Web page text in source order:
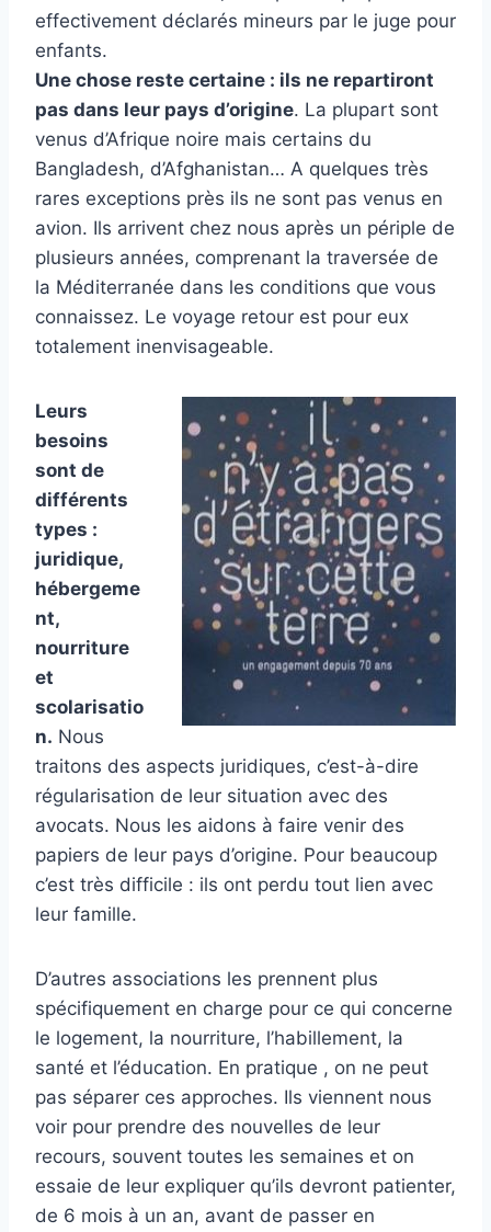
effectivement déclarés mineurs par le juge pour
enfants.
Une chose reste certaine : ils ne repartiront
pas dans leur pays d’origine. La plupart sont
venus d’Afrique noire mais certains du
Bangladesh, d’Afghanistan… A quelques très
rares exceptions près ils ne sont pas venus en
avion. Ils arrivent chez nous après un périple de
plusieurs années, comprenant la traversée de
la Méditerranée dans les conditions que vous
connaissez. Le voyage retour est pour eux
totalement inenvisageable.
Leurs
besoins
sont de
différents
types :
juridique,
hébergeme
nt,
nourriture
et
scolarisatio
n. Nous
traitons des aspects juridiques, c’est-à-dire
régularisation de leur situation avec des
avocats. Nous les aidons à faire venir des
papiers de leur pays d’origine. Pour beaucoup
c’est très difficile : ils ont perdu tout lien avec
leur famille.
D’autres associations les prennent plus
spécifiquement en charge pour ce qui concerne
le logement, la nourriture, l’habillement, la
santé et l’éducation. En pratique , on ne peut
pas séparer ces approches. Ils viennent nous
voir pour prendre des nouvelles de leur
recours, souvent toutes les semaines et on
essaie de leur expliquer qu’ils devront patienter,
de 6 mois à un an, avant de passer en